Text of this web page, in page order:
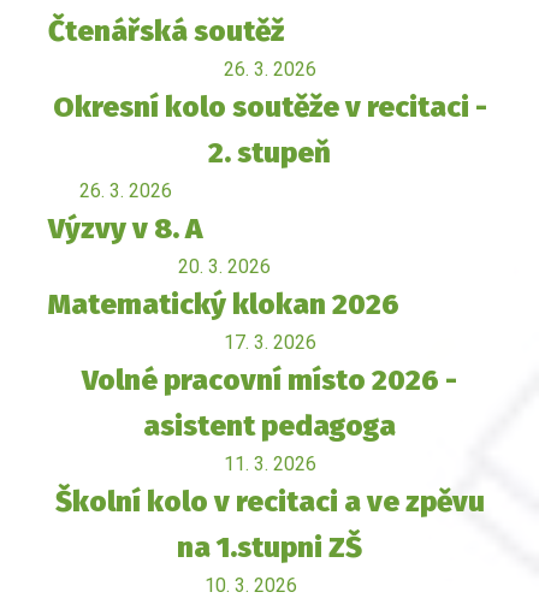
Čtenářská soutěž
26. 3. 2026
Okresní kolo soutěže v recitaci -
2. stupeň
26. 3. 2026
Výzvy v 8. A
20. 3. 2026
Matematický klokan 2026
17. 3. 2026
Volné pracovní místo 2026 -
asistent pedagoga
11. 3. 2026
Školní kolo v recitaci a ve zpěvu
na 1.stupni ZŠ
10. 3. 2026